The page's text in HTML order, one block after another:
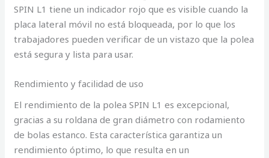
SPIN L1 tiene un indicador rojo que es visible cuando la
placa lateral móvil no está bloqueada, por lo que los
trabajadores pueden verificar de un vistazo que la polea
está segura y lista para usar.
Rendimiento y facilidad de uso
El rendimiento de la polea SPIN L1 es excepcional,
gracias a su roldana de gran diámetro con rodamiento
de bolas estanco. Esta característica garantiza un
rendimiento óptimo, lo que resulta en un